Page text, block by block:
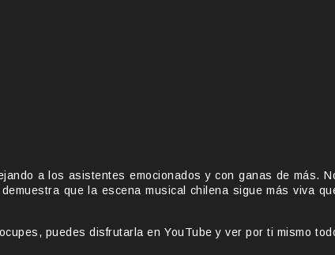
a los asistentes emocionados y con ganas de más.
que la escena musical chilena sigue más viva
puedes disfrutarla en YouTube y ver por ti mismo